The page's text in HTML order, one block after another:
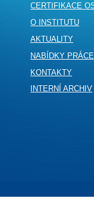
CERTIFIKACE
O INSTITUTU
AKTUALITY
NABÍDKY PRÁCE
KONTAKTY
INTERNÍ ARCHIV